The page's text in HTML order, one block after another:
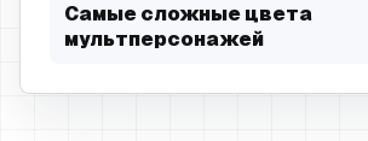
Самые сложные цвета
мультперсонажей